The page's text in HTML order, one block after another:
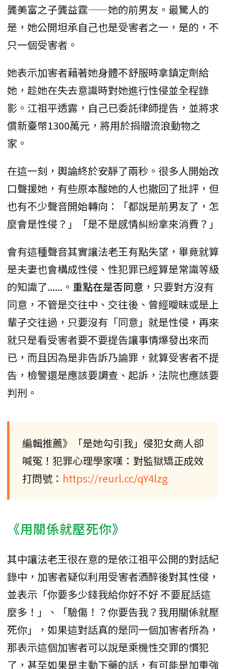
龔美富之子龔益霆——她的前男友。最驚人的
是，她公開坦承自己也是受害者之一，是的，不
只一個受害者。
她表示加害者藉著她身體不舒服時拿鎮定劑給
她，趁她在失去意識時對她進行性侵並全程錄
影。江祖平透露，自己已委託律師提告，並將求
償新臺幣1300萬元，將用於捐贈流浪動物之
家。
在這一刻，輿論終於安靜了兩秒。很多人開始改
口聲援她，有些原本酸她的人也撤回了批評，但
也有不少聲音開始轉向：「都說是前男友了，怎
麼會是性侵？」「是不是感情糾紛拿來消費？」
會有這種聲音其實讓法老王有點失望，畢竟就算
是夫妻也會構成性侵、性犯罪已經算是常識等級
的知識了......。 重點在是否同意 ，只要對方沒有
同意，不管是交往中、交往後、曾經曖昧或是上
輩子交往過，只要沒有「同意」就是性侵，再來
就只是看受害者要不要提告讓事情爆發出來而
已，而且因為是非告訴乃論罪，就算受害者不提
告，檢警還是應該要調查、起訴，法院也應該要
判刑。
編輯推薦》「是她勾引我」侵犯女商人卻
喊冤！犯罪心理學家嘆：對監獄矯正成效
打問號： https://reurl.cc/qY4lzg
《用關係就壓死你》
其中讓法老王很在意的是依江祖平公開的對話紀
錄中，加害者疑似利用受害者酒醉後對其性侵，
並表示「你要多少錢我給你好不好 不要屁話這
麼多！」、「驗傷！？你要告我？我用關係就壓
死你」，如果這對話真的是同一個加害者所為，
那表示這個加害者可以說是乘機性交罪的慣犯
了，甚至如果是主動下藥的話，有可能是加重強